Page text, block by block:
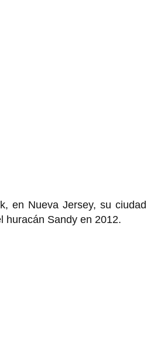
en Nueva Jersey, su ciudad
huracán Sandy en 2012.